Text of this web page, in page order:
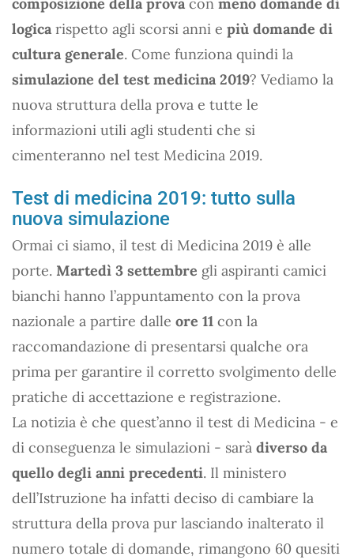
logica rispetto agli scorsi anni e più domande di
cultura generale. Come funziona quindi la
simulazione del test medicina 2019? Vediamo la
nuova struttura della prova e tutte le
informazioni utili agli studenti che si
cimenteranno nel test Medicina 2019.
Test di medicina 2019: tutto sulla
nuova simulazione
Ormai ci siamo, il test di Medicina 2019 è alle
porte. Martedì 3 settembre gli aspiranti camici
bianchi hanno l’appuntamento con la prova
nazionale a partire dalle ore 11 con la
raccomandazione di presentarsi qualche ora
prima per garantire il corretto svolgimento delle
pratiche di accettazione e registrazione.
La notizia è che quest’anno il test di Medicina - e
di conseguenza le simulazioni - sarà diverso da
quello degli anni precedenti. Il ministero
dell’Istruzione ha infatti deciso di cambiare la
struttura della prova pur lasciando inalterato il
numero totale di domande, rimangono 60 quesiti